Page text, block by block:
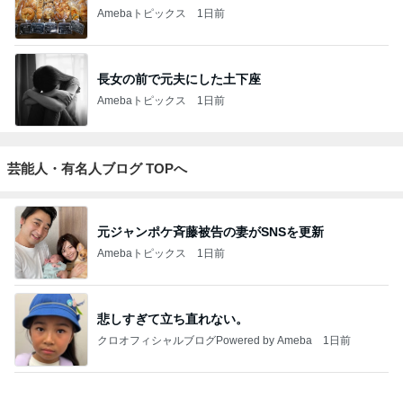
Amebaトピックス 1日前
長女の前で元夫にした土下座
Amebaトピックス 1日前
芸能人・有名人ブログ TOPへ
元ジャンポケ斉藤被告の妻がSNSを更新
Amebaトピックス 1日前
悲しすぎて立ち直れない。
クロオフィシャルブログPowered by Ameba 1日前